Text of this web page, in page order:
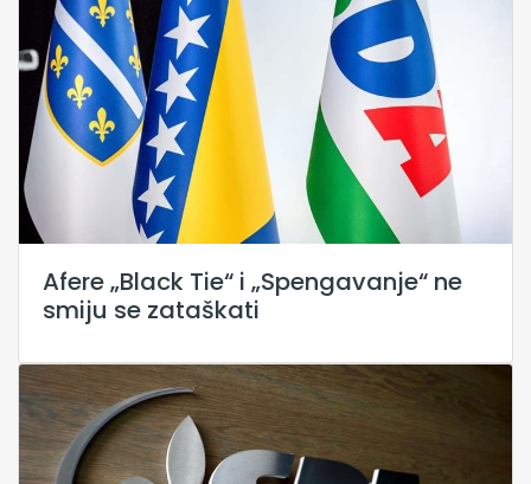
Afere „Black Tie“ i „Spengavanje“ ne
smiju se zataškati